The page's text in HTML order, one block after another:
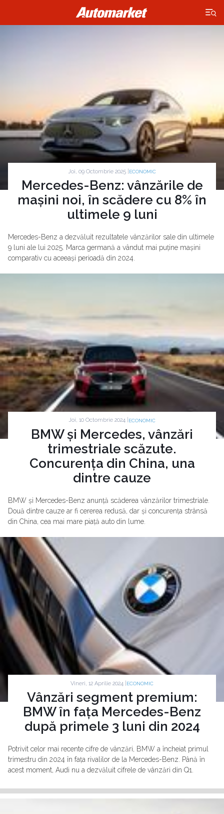
×
Joi, 09 Octombrie 2025 | ECONOMIC
Mercedes-Benz: vânzările de
mașini noi, în scădere cu 8% în
ultimele 9 luni
Mercedes-Benz a dezvăluit rezultatele vânzărilor sale din ultimele
9 luni ale lui 2025. Marca germană a vândut mai puține mașini
comparativ cu aceeași perioadă din 2024.
Joi, 10 Octombrie 2024 | ECONOMIC
BMW și Mercedes, vânzări
trimestriale scăzute.
Concurența din China, una
dintre cauze
BMW și Mercedes-Benz anunță scăderea vânzărilor trimestriale.
Două dintre cauze ar fi cererea redusă, dar și concurența strânsă
din China, cea mai mare piață auto din lume.
Vineri, 12 Aprilie 2024 | ECONOMIC
Vânzări segment premium:
BMW în fața Mercedes-Benz
după primele 3 luni din 2024
Potrivit celor mai recente cifre de vânzări, BMW a încheiat primul
trimestru din 2024 în fața rivalilor de la Mercedes-Benz. Până în
acest moment, Audi nu a dezvăluit cifrele de vânzări din Q1.